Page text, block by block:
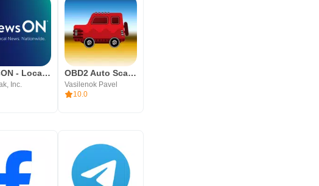
NewsON - Local News & Weather
Inc.
OBD2 Auto Scaner Olivia Drive
Vasilenok Pavel
10.0